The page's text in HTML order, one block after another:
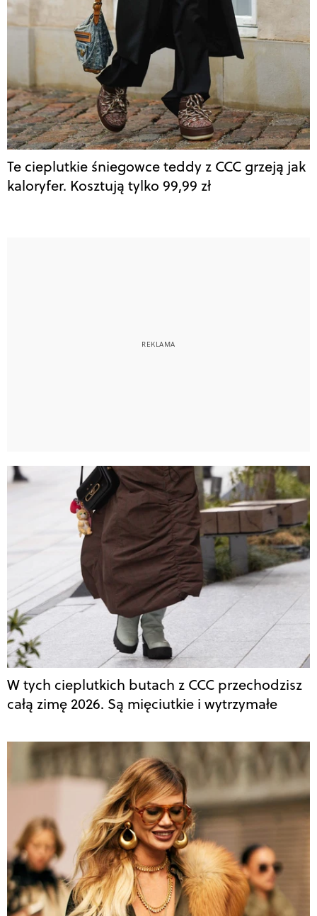
Te cieplutkie śniegowce teddy z CCC grzeją jak
kaloryfer. Kosztują tylko 99,99 zł
W tych cieplutkich butach z CCC przechodzisz
całą zimę 2026. Są mięciutkie i wytrzymałe